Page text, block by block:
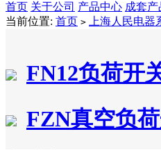
首页 关于公司 产品中心 成套产
当前位置: 首页 > 上海人民电器
FN12负荷开
FZN真空负